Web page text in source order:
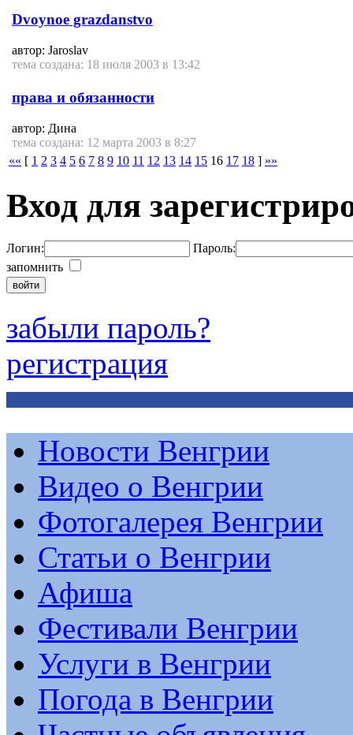
Dvoynoe grazdanstvo
автор: Jaroslav
тема создана: 18 июля 2003 в 13:42
права и обязанности
автор: Дина
тема создана: 12 марта 2003 в 8:27
«« [ 1 2 3 4 5 6 7 8 9 10 11 12 13 14 15 16 17 18 ] »»
Вход для
Логин:
Пароль:
запомнить
забыли пароль?
регистрация
Новости Венгрии
Видео о Венгрии
Фотогалерея Венгрии
Статьи о Венгрии
Афиша
Фестивали Венгрии
Услуги в Венгрии
Погода в Венгрии